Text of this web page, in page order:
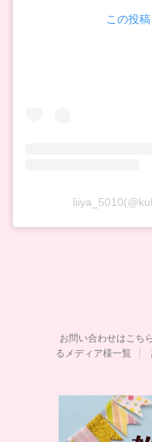
この投
お問い合わせはこちら
るメディア様一覧